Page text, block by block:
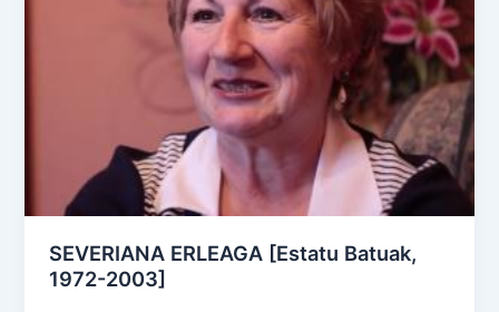
SEVERIANA ERLEAGA [Estatu Batuak,
1972-2003]